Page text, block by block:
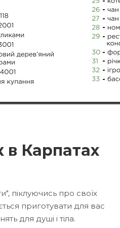
в Карпатах
піклуючись про своїх
приготувати для вас
для душі і тіла.